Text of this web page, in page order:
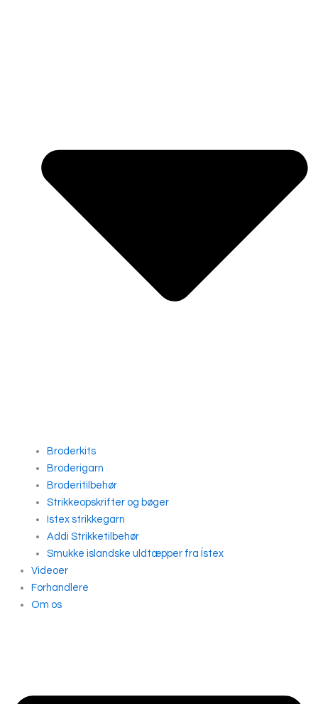
Broderkits
Broderigarn
Broderitilbehør
Strikkeopskrifter og bøger
Istex strikkegarn
Addi Strikketilbehør
Smukke islandske uldtæpper fra Ístex
Videoer
Forhandlere
Om os